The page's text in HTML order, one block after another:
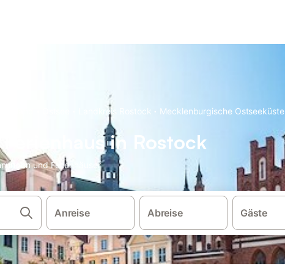
Landkreis Rostock · Mecklenburgische Ostseeküste
in Rostock
und Ferienhäuser
Anreise Abreise Gäste